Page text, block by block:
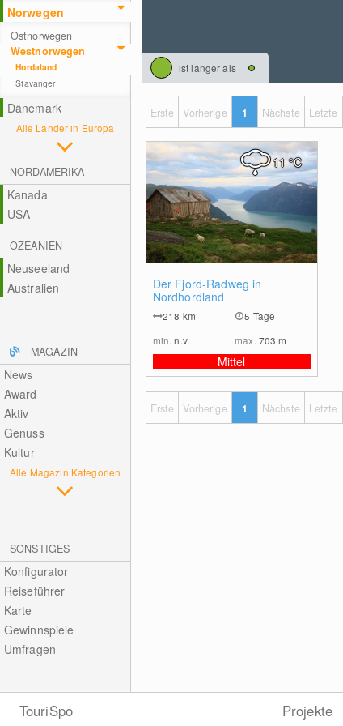
Norwegen
Ostnorwegen
Westnorwegen
Hordaland
Stavanger
Dänemark
Alle Länder in Europa
NORDAMERIKA
Kanada
USA
OZEANIEN
Neuseeland
Australien
MAGAZIN
News
Award
Aktiv
Genuss
Kultur
Alle Magazin Kategorien
SONSTIGES
Konfigurator
Reiseführer
Karte
Gewinnspiele
Umfragen
ist länger als
Erste Vorherige 1 Nächste Letzte
Der Fjord-Radweg in
Nordhordland
218 km
5 Tage
min.n.v. max. 703m
Mittel
11°C
Erste Vorherige 1 Nächste Letzte
TouriSpo Projekte